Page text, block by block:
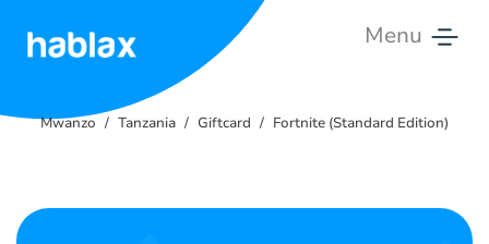
Menu
Bei
Mwanzo Tanzania Giftcard Fortnite (Standard Edition)